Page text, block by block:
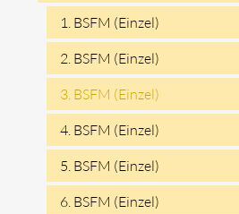
1. BSFM (Einzel)
2. BSFM (Einzel)
3. BSFM (Einzel)
4. BSFM (Einzel)
5. BSFM (Einzel)
6. BSFM (Einzel)